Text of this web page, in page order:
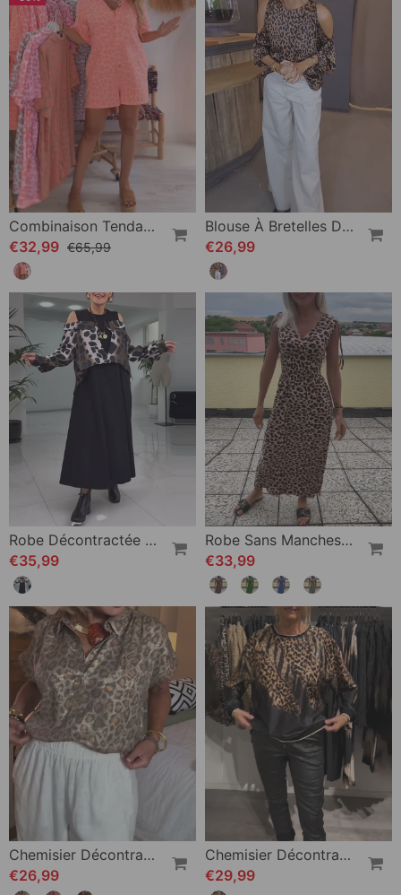
Combinaison Tendance Imprimé Léopard
€32,99 €65,99
Blouse À Bretelles Dénudées Imprimé Léopard
€26,99
Robe Décontractée À Épaules Dénudées Et Imprimé Léopard
€35,99
Robe Sans Manches À Motif Léopard
€33,99
Chemisier Décontracté Imprimé Léopard
€26,99
Chemisier Décontracté À Col Rond Et Imprimé Léopard
€29,99